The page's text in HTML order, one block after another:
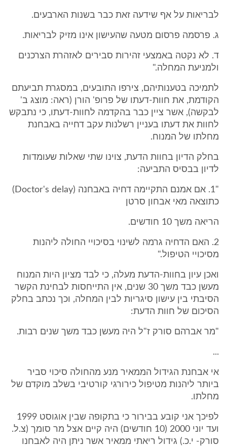
לבריאות על אף שידעה זאת כבר בשנות הארבעים.
ג. פרסמה פרסום מטעה שהעישון אינו מזיק לבריאות.
ד. לא נקטה באמצעי זהירות סבירים לאזהרת הצרכנים
ולמניעת המחלה."
לתמיכה בטענותיהם, צירפו התובעים, במסגרת תביעתם
הקודמת, את חוות-דעתו של פרופ' הורן (ראה: מוצג ב'
לבקשה), אשר ציין כבר בהקדמה לחוות-דעתו, כי נתבקש
לחוות את דעתו בעניין רשלנות עקב דחייה באבחנת
מחלתו של המנוח.
בחלק הדיון בחוות הדעת, צוינו שתי שאלות שעומדות
לדיון בבסיס התביעה:
"1. אם אמנם התקיימה דחיה באבחנה (Doctor's delay)
כתוצאה מאי אבחון סרטן
הריאה משך 10 חודשים.
2. האם הדחיה גרמה לשינוי בסיכויי החולה ליהנות
מסיכויי הטיפול."
ואכן עיון בחוות-הדעת מעלה, כי לבד מציון היות המנוח
מעשן כבד משך 30 שנים, אין התייחסות לבחינת הקשר
הסיבתי בין עישון סיגריות לבין המחלה, וכך נכתב בחלק
הסיכום של חוות הדעת:
"מר אברהם סורק ז"ל היה מעשן כבד משך שנים רבות.
...
אי אבחנת הגידול הממאיר מנע מהחולה סיכוי סביר
ביותר ליהנות מטיפול כירורגי קורטיבי בשלב מוקדם של
מחלתו.
לפיכך אני קובע בבירור כי בתקופה שבין אוגוסט 1999
ועד יוני 2000 (10 חודשים) היה קיים אצל מר סומך (צ.ל.
סורק- י.כ.) גידול ריאתי ממאיר אשר ניתן היה לאבחנו